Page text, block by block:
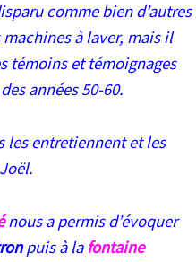
comme bien d’autres
à laver, mais il
témoins et témoignages
années 50-60.
les entretiennent et les
nous a permis d’évoquer
puis à lafontaine